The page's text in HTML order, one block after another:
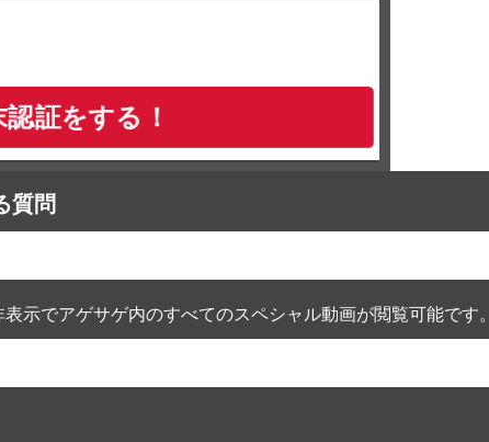
認証をする！
質問
示でアゲサゲ内のすべてのスペシャル動画が閲覧可能です。